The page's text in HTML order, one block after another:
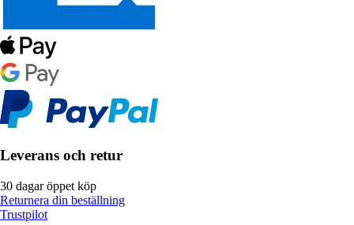
Leverans och retur
30 dagar öppet köp
Returnera din beställning
Trustpilot